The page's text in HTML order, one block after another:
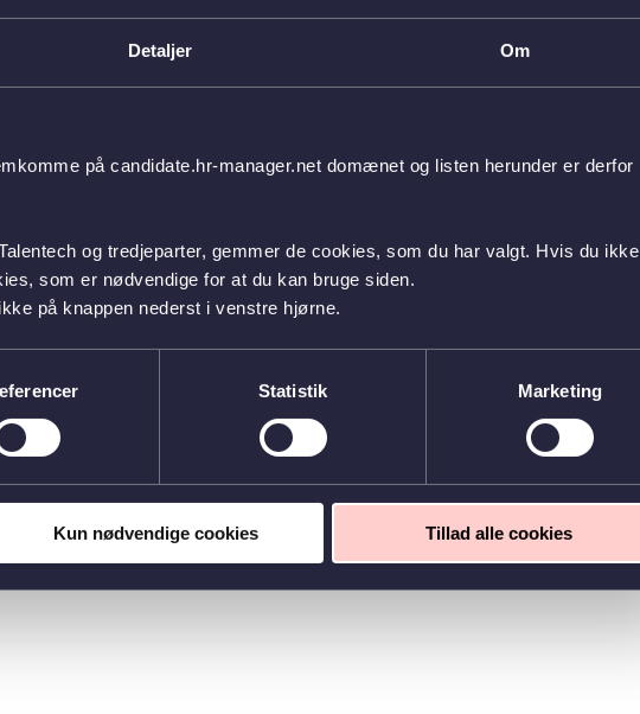
Detaljer Om
på candidate.hr-manager.net domænet og listen herunder er derfor
og tredjeparter, gemmer de cookies, som du har valgt. Hvis du ikke
som er nødvendige for at du kan bruge siden.
på knappen nederst i venstre hjørne.
Statistik Marketing
Kun nødvendige cookies Tillad alle cookies